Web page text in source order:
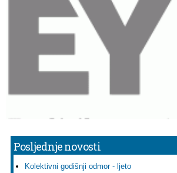
Posljednje novosti
Kolektivni godišnji odmor - ljeto